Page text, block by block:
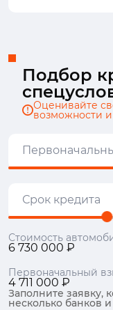
Подбор
Оценивайте
возможности
Срок кредита
Стоимость
6 730 000 ₽
Первоначальный
4 711 000 ₽
Заполните заявку,
несколько банков